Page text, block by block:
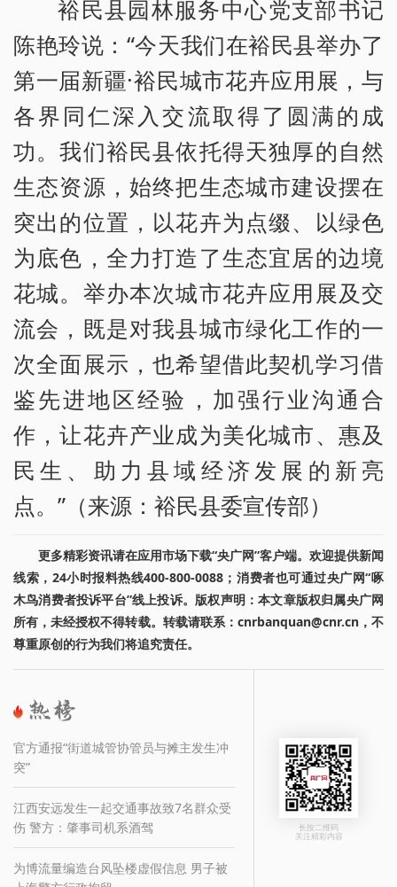
裕民县园林服务中心党支部书记
陈艳玲说：“今天我们在裕民县举办了
第一届新疆·裕民城市花卉应用展，与
各界同仁深入交流取得了圆满的成
功。我们裕民县依托得天独厚的自然
生态资源，始终把生态城市建设摆在
突出的位置，以花卉为点缀、以绿色
为底色，全力打造了生态宜居的边境
花城。举办本次城市花卉应用展及交
流会，既是对我县城市绿化工作的一
次全面展示，也希望借此契机学习借
鉴先进地区经验，加强行业沟通合
作，让花卉产业成为美化城市、惠及
民生、助力县域经济发展的新亮
点。”（来源：裕民县委宣传部）
更多精彩资讯请在应用市场下载“央广网”客户端。欢迎提供新闻
线索，24小时报料热线400-800-0088；消费者也可通过央广网“啄
木鸟消费者投诉平台”线上投诉。版权声明：本文章版权归属央广网
所有，未经授权不得转载。转载请联系：cnrbanquan@cnr.cn，不
尊重原创的行为我们将追究责任。
官方通报“街道城管协管员与摊主发生冲
突”
江西安远发生一起交通事故致7名群众受
伤 警方：肇事司机系酒驾
为博流量编造台风坠楼虚假信息 男子被
长按二维码
关注精彩内容